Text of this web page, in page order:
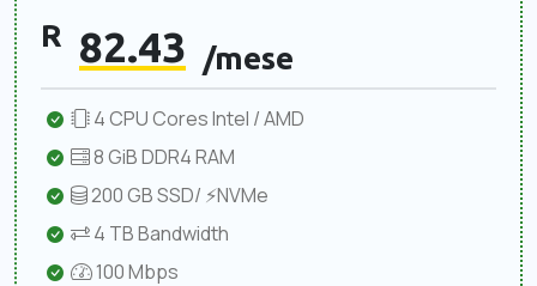
R 82.43 /mese
4 CPU Cores Intel / AMD
8 GiB DDR4 RAM
200 GB SSD/ ⚡NVMe
4 TB Bandwidth
100 Mbps